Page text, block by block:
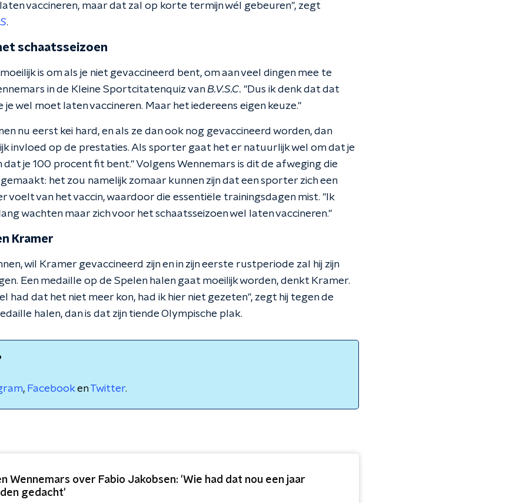
vaccineren, maar dat zal op korte termijn wél gebeuren", zegt
.
schaatsseizoen
is om als je niet gevaccineerd bent, om aan veel dingen mee te
in de Kleine Sportcitatenquiz vanB.V.S.C. "Dus ik denk dat dat
je wel moet laten vaccineren. Maar het iedereens eigen keuze."
nu eerst kei hard, en als ze dan ook nog gevaccineerd worden, dan
invloed op de prestaties. Als sporter gaat het er natuurlijk wel om dat je
je 100 procent fit bent." Volgens Wennemars is dit de afweging die
het zou namelijk zomaar kunnen zijn dat een sporter zich een
voelt van het vaccin, waardoor die essentiële trainingsdagen mist. "Ik
wachten maar zich voor het schaatsseizoen wel laten vaccineren."
Kramer
wil Kramer gevaccineerd zijn en in zijn eerste rustperiode zal hij zijn
Een medaille op de Spelen halen gaat moeilijk worden, denkt Kramer.
had dat het niet meer kon, had ik hier niet gezeten'', zegt hij tegen de
halen, dan is dat zijn tiende Olympische plak.
, FacebookenTwitter.
Wennemars over Fabio Jakobsen: 'Wie had dat nou een jaar
gedacht'